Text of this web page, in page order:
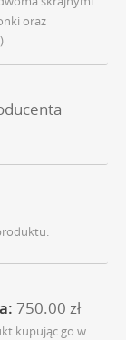
oraz
750.00 zł
kupując go w